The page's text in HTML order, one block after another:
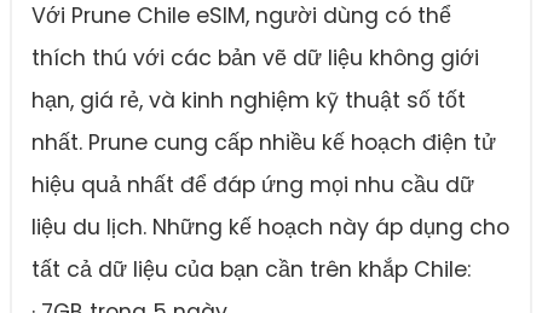
Với Prune Chile eSIM, người dùng có thể
thích thú với các bản vẽ dữ liệu không giới
hạn, giá rẻ, và kinh nghiệm kỹ thuật số tốt
nhất. Prune cung cấp nhiều kế hoạch điện tử
hiệu quả nhất để đáp ứng mọi nhu cầu dữ
liệu du lịch. Những kế hoạch này áp dụng cho
tất cả dữ liệu của bạn cần trên khắp Chile: